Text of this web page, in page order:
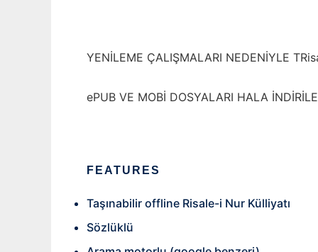
YENİLEME ÇALIŞMALARI NEDENİYLE
ePUB VE MOBİ DOSYALARI HALA
FEATURES
Taşınabilir offline Risale-i Nur Külliyatı
Sözlüklü